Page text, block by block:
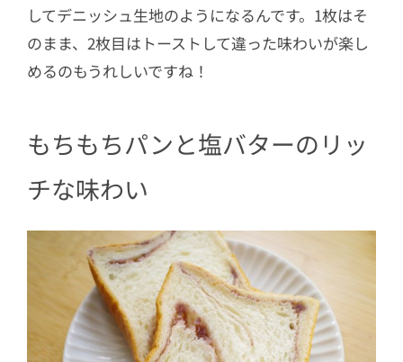
してデニッシュ生地のようになるんです。1枚はそ
のまま、2枚目はトーストして違った味わいが楽し
めるのもうれしいですね！
もちもちパンと塩バターのリッ
チな味わい